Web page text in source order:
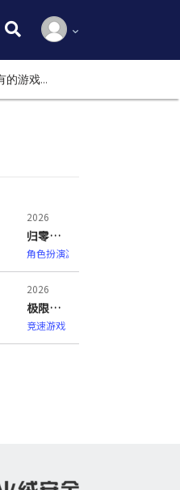
搜索:
的游戏…
2026
归零巡礼：亡谍镇魂曲（ZERO PARADES: For Dead Spies）
角色扮演游戏
2026
极限竞速：地平线6（Forza Horizon 6）
竞速游戏